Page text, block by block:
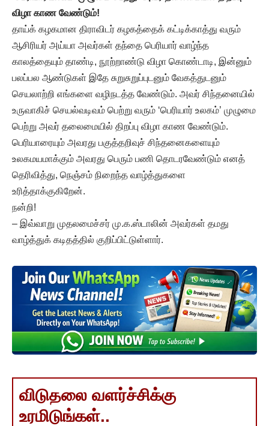
விழா காண வேண்டும்!
தாய்க் கழகமான திராவிடர் கழகத்தைக் கட்டிக்காத்து வரும்
ஆசிரியர் அய்யா அவர்கள் தந்தை பெரியார் வாழ்ந்த
காலத்தையும் தாண்டி, நூற்றாண்டு விழா கொண்டாடி, இன்னும்
பலப்பல ஆண்டுகள் இதே சுறுசுறுப்புடனும் வேகத்துடனும்
செயலாற்றி எங்களை வழிநடத்த வேண்டும். அவர் சிந்தனையில்
உருவாகிச் செயல்வடிவம் பெற்று வரும் ‘பெரியார் உலகம்’ முழுமை
பெற்று அவர் தலைமையில் திறப்பு விழா காண வேண்டும்.
பெரியாரையும் அவரது பகுத்தறிவுச் சிந்தனைகளையும்
உலகமயமாக்கும் அவரது பெரும் பணி தொடரவேண்டும் எனத்
தெரிவித்து, நெஞ்சம் நிறைந்த வாழ்த்துகளை
உரித்தாக்குகிறேன்.
நன்றி!
– இவ்வாறு முதலமைச்சர் மு.க.ஸ்டாலின் அவர்கள் தமது
வாழ்த்துக் கடிதத்தில் குறிப்பிட்டுள்ளார்.
விடுதலை வளர்ச்சிக்கு
உரமிடுங்கள்..